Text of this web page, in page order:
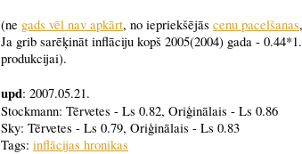
(ne gads vēl nav apkārt, no iepriekšējās cenu pacelšanas
Ja grib sarēķināt inflāciju kopš 2005(2004) gada -
produkcijai).
upd: 2007.05.21.
Stockmann: Tērvetes - Ls 0.82, Oriģinālais - Ls 0.86
Sky: Tērvetes - Ls 0.79, Oriģinālais - Ls 0.83
Tags: inflācijas hronikas